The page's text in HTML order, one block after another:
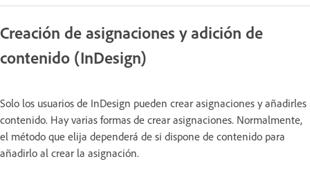
Creación de asignaciones y adición de
contenido (InDesign)
Solo los usuarios de InDesign pueden crear asignaciones y añadirles
contenido. Hay varias formas de crear asignaciones. Normalmente,
el método que elija dependerá de si dispone de contenido para
añadirlo al crear la asignación.